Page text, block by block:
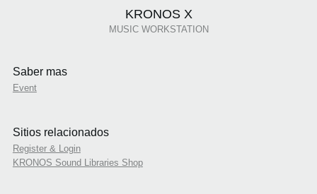
KRONOS X
MUSIC WORKSTATION
Saber mas
Event
Sitios relacionados
Register & Login
KRONOS Sound Libraries Shop